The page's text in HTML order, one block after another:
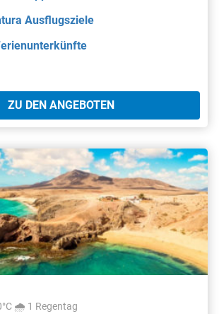
Ausflugsziele
ZU DEN ANGEBOTEN
🌧️ 1 Regentag